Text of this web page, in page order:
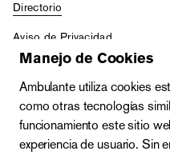
Directorio
Aviso de Privacidad
Contraloría Social
Manejo de Cookies
Ambulante utiliza cookies
como otras tecnologías
funcionamiento este sitio
experiencia de usuario. Sin